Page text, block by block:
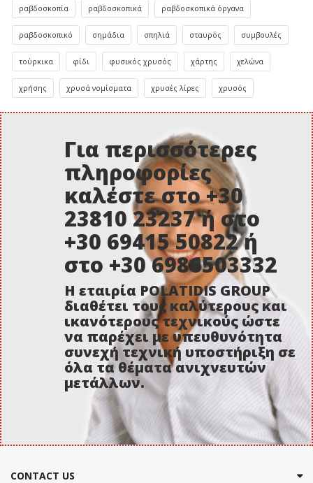
ραβδοσκοπία ραβδοσκοπικά ραβδοσκοπικά όργανα
ραβδοσκοπικό σημάδια σπηλιά σταυρός συμβουλές
τούρκικα φίδι φυσικός χρυσός χάρτης χελώνα
χρήσης χρυσά νομίσματα χρυσές λίρες χρυσός
Για περισσότερες
πληροφορίες
καλέστε στο +30
23810 23237 ή στο
+30 69415 50822 ή
στο +30 6986503332
Η εταιρία POLATIDIS GROUP
διαθέτει τους καλύτερους και
ικανότερους τεχνικούς ώστε
να παρέχει με υπευθυνότητα
συνεχή τεχνική υποστήριξη σε
όλα τα θέματα ανιχνευτών
μετάλλων.
CONTACT US